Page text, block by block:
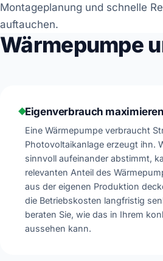
Montageplanung und schnelle
auftauchen.
Wärmepumpe
Eigenverbrauch maximieren
Eine Wärmepumpe verbraucht
Photovoltaikanlage erzeugt ihn.
sinnvoll aufeinander abstimmt,
relevanten Anteil des
aus der eigenen Produktion
die Betriebskosten langfristig
beraten Sie, wie das in Ihrem
aussehen kann.